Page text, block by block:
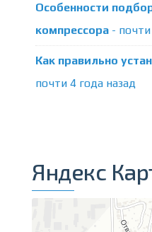
Особенности
компрессора -
Как правильно
почти 4 года назад
Яндекс